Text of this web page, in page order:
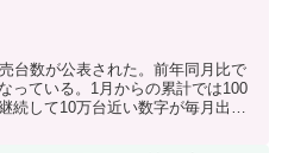
台数が公表された。前年同月比で
っている。1月からの累計では100
続して10万台近い数字が毎月出て